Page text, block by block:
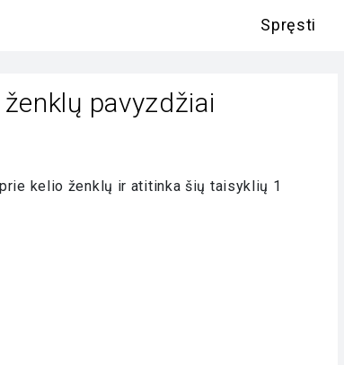
Spręsti
pavyzdžiai
kelio ženklų ir atitinka šių taisyklių 1